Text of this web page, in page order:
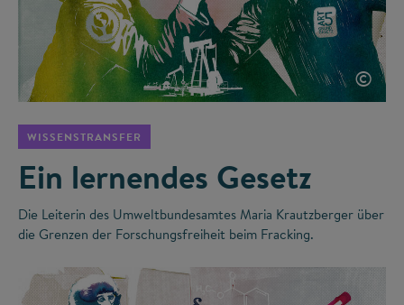
©
WISSENSTRANSFER
Ein lernendes Gesetz
Die Leiterin des Umweltbundesamtes Maria Krautzberger über
die Grenzen der Forschungsfreiheit beim Fracking.